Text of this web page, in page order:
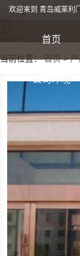
欢迎来到 青岛威莱利
首页
公司环境
当前位置：首页>